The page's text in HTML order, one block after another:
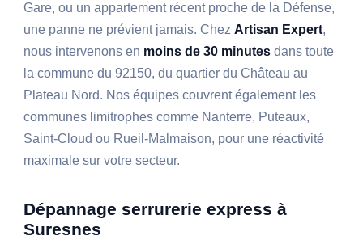
Gare, ou un appartement récent proche de la Défense,
une panne ne prévient jamais. ChezArtisan Expert,
nous intervenons en moins de 30 minutes dans toute
la commune du 92150, du quartier du Château au
Plateau Nord. Nos équipes couvrent également les
communes limitrophes comme Nanterre, Puteaux,
Saint-Cloud ou Rueil-Malmaison, pour une réactivité
maximale sur votre secteur.
Dépannage serrurerie express à
Suresnes